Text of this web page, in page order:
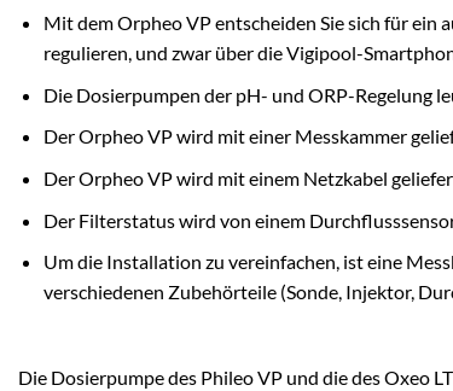
Mit dem Orpheo VP entscheiden Sie sich für ein
regulieren, und zwar über die Vigipool-
Die Dosierpumpen der pH- und ORP-Regelung
Der Orpheo VP wird mit einer Messkammer
Der Orpheo VP wird mit einem Netzkabel
Der Filterstatus wird von einem
Um die Installation zu vereinfachen, ist eine
verschiedenen Zubehörteile (Sonde, Injektor,
Die Dosierpumpe des Phileo VP und die des Oxeo